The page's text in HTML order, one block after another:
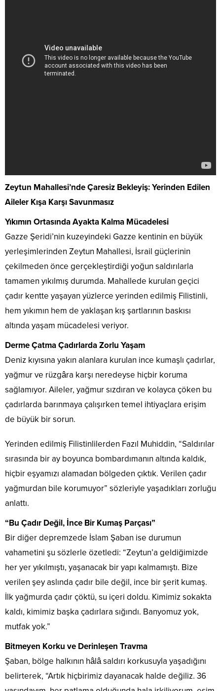
Zeytun Mahallesi’nde Çaresiz Bekleyiş: Yerinden Edilen
Aileler Kışa Karşı Savunmasız
Yıkımın Ortasında Ayakta Kalma Mücadelesi
Gazze Şeridi’nin kuzeyindeki Gazze kentinin en büyük
yerleşimlerinden Zeytun Mahallesi, İsrail güçlerinin
çekilmeden önce gerçekleştirdiği yoğun saldırılarla
tamamen yıkılmış durumda. Mahallede kurulan geçici
çadır kentte yaşayan yüzlerce yerinden edilmiş Filistinli,
hem yıkımın hem de yaklaşan kış şartlarının baskısı
altında yaşam mücadelesi veriyor.
Derme Çatma Çadırlarda Zorlu Yaşam
Deniz kıyısına yakın alanlara kurulan ince kumaşlı çadırlar,
yağmur ve rüzgâra karşı neredeyse hiçbir koruma
sağlamıyor. Aileler, yağmur sızdıran ve kolayca çöken bu
çadırlarda barınmaya çalışırken temel ihtiyaçlara erişim
de büyük bir sorun.
Yerinden edilmiş Filistinlilerden Fazıl Muhiddin, “Saldırılar
sırasında bir ay boyunca bombardımanın altında kaldık,
hiçbir eşyamızı alamadan bölgeden çıktık. Verilen çadır
yağmurdan bile korumuyor” sözleriyle yaşadıkları zorluğu
anlattı.
“Bu Çadır Değil, İnce Bir Kumaş Parçası”
Bir diğer depremzede İslam Şaban ise durumun
vahametini şu sözlerle özetledi: “Zeytun’a geldiğimizde
her yer yıkılmıştı, yaşanacak bir yapı kalmamıştı. Bize
verilen şey aslında çadır bile değil, ince bir şerit kumaş.
İlk yağmurda çadır çöktü, su içeri doldu. Kimimiz sokakta
kaldı, kimimiz başka çadırlara sığındı. Banyomuz yok,
mutfak yok.”
Bitmeyen Korku ve Derinleşen Travma
Şaban, bölge halkının hâlâ saldırı korkusuyla yaşadığını
belirterek, “Artık hiçbirimiz dayanacak halde değiliz. 36